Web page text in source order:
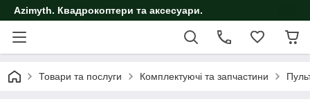
Azimyth. Квадрокоптери та аксесуари.
Товари та послуги Комплектуючі та запчастини